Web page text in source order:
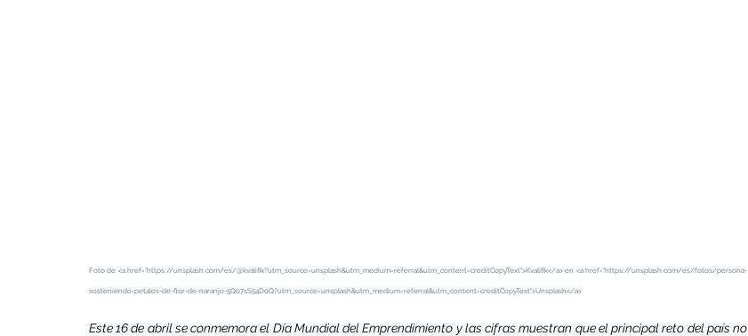
Foto de <a href="https://unsplash.com/es/@kvalifik?utm_source=unsplash&utm_medium=referral&utm_content=creditCopyText">Kvalifik</a> en <a href="https://unsplash.com/es/fotos/persona-
sosteniendo-petalos-de-flor-de-naranjo-5Q07sS54D0Q?utm_source=unsplash&utm_medium=referral&utm_content=creditCopyText">Unsplash</a>
Este 16 de abril se conmemora el Día Mundial del Emprendimiento y las cifras muestran que el principal reto del país no